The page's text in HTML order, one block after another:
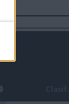
Clasif.